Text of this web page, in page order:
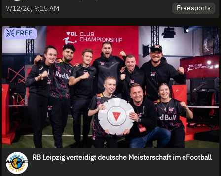
7/12/26, 9:15 AM
Freesports
FREE
RB Leipzig verteidigt deutsche Meisterschaft im eFootball